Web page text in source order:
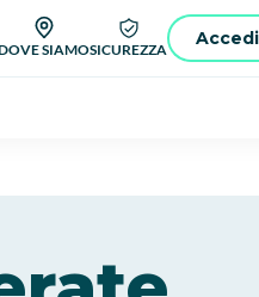
SIAMOSICUREZZA
Accedi